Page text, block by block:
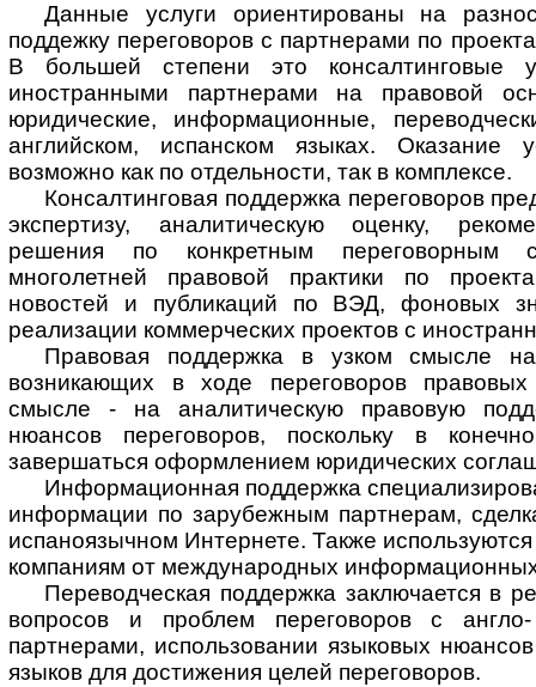
Данные услуги ориентированы на
поддежку переговоров с партнерами по
В большей степени это консалтинговые
иностранными партнерами на правовой
юридические, информационные,
английском, испанском языках. Оказание
возможно как по отдельности, так в комплексе.
Консалтинговая поддержка переговоров
экспертизу, аналитическую оценку,
решения по конкретным переговорным
многолетней правовой практики по
новостей и публикаций по ВЭД, фоновых
реализации коммерческих проектов с
Правовая поддержка в узком смысле
возникающих в ходе переговоров
смысле - на аналитическую правовую
нюансов переговоров, поскольку в
завершаться оформлением юридических
Информационная поддержка
информации по зарубежным партнерам,
испаноязычном Интернете. Также
компаниям от международных информационных
Переводческая поддержка заключается в
вопросов и проблем переговоров с
партнерами, использовании языковых нюансов
языков для достижения целей переговоров.